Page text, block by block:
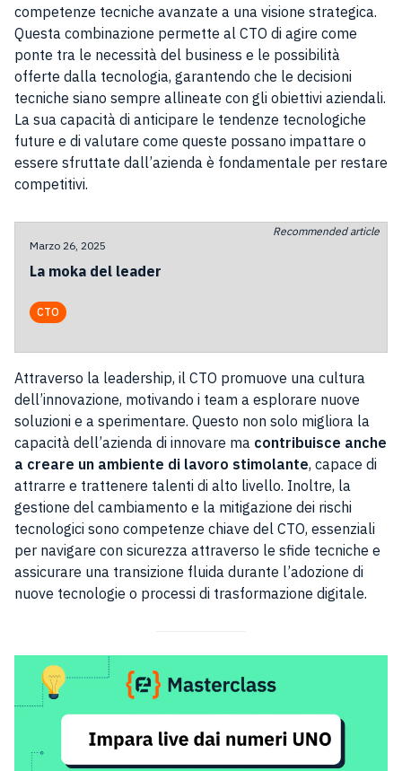
competenze tecniche avanzate a una visione strategica.
Questa combinazione permette al CTO di agire come
ponte tra le necessità del business e le possibilità
offerte dalla tecnologia, garantendo che le decisioni
tecniche siano sempre allineate con gli obiettivi aziendali.
La sua capacità di anticipare le tendenze tecnologiche
future e di valutare come queste possano impattare o
essere sfruttate dall’azienda è fondamentale per restare
competitivi.
Recommended article
Marzo 26, 2025
La moka del leader
CTO
Attraverso la leadership, il CTO promuove una cultura
dell’innovazione, motivando i team a esplorare nuove
soluzioni e a sperimentare. Questo non solo migliora la
capacità dell’azienda di innovare ma contribuisce anche
a creare un ambiente di lavoro stimolante, capace di
attrarre e trattenere talenti di alto livello. Inoltre, la
gestione del cambiamento e la mitigazione dei rischi
tecnologici sono competenze chiave del CTO, essenziali
per navigare con sicurezza attraverso le sfide tecniche e
assicurare una transizione fluida durante l’adozione di
nuove tecnologie o processi di trasformazione digitale.